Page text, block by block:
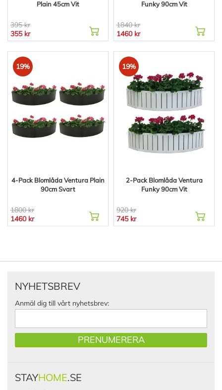
Plain 45cm Vit
395 kr
355 kr
Funky 90cm Vit
1840 kr
1460 kr
19%
4-Pack Blomlåda Ventura Plain
90cm Svart
1800 kr
1460 kr
19%
2-Pack Blomlåda Ventura
Funky 90cm Vit
920 kr
745 kr
NYHETSBREV
Anmäl dig till vårt nyhetsbrev:
PRENUMERERA
STAYHOME.SE